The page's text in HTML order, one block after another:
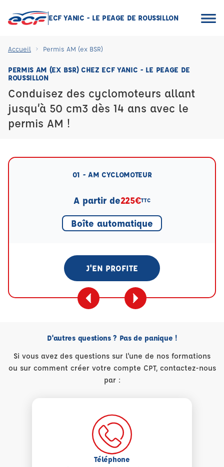
ECF YANIC - LE PEAGE DE ROUSSILLON
Accueil Permis AM (ex BSR)
PERMIS AM (EX BSR) CHEZ ECF YANIC - LE PEAGE DE
ROUSSILLON
Conduisez des cyclomoteurs allant
jusqu’à 50 cm3 dès 14 ans avec le
permis AM !
01 - AM CYCLOMOTEUR
A partir de225€TTC
Boîte automatique
J'EN PROFITE
D'autres questions ? Pas de panique !
Si vous avez des questions sur l'une de nos formations
ou sur comment créer votre compte CPT, contactez-nous
par :
Téléphone